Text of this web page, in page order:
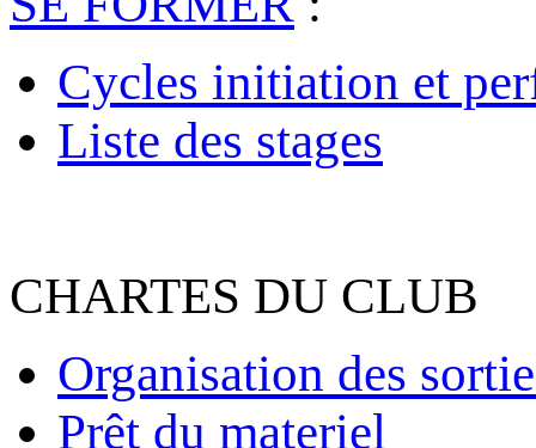
Cycles initiation et
Liste des stages
CHARTES DU CLUB
Organisation des
Prêt du materiel